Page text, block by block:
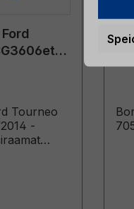
Tourneo
-